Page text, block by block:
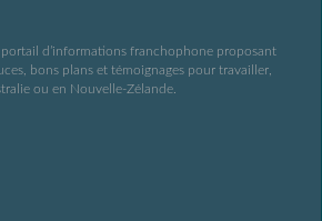
d’informations franchophone proposant
bons plans et témoignages pour travailler,
ou en Nouvelle-Zélande.